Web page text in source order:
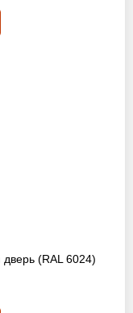
дверь (RAL 6024)